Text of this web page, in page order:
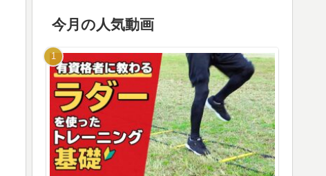
今月の人気動画